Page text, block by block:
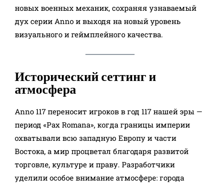
новых военных механик, сохраняя узнаваемый
дух серии Anno и выходя на новый уровень
визуального и геймплейного качества.​
Исторический сеттинг и
атмосфера
Anno 117 переносит игроков в год 117 нашей эры —
период «Pax Romana», когда границы империи
охватывали всю западную Европу и части
Востока, а мир процветал благодаря развитой
торговле, культуре и праву. Разработчики
уделили особое внимание атмосфере: города